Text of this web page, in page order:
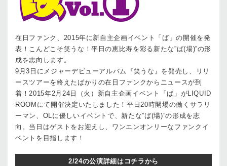
在日ファンク、2015年に新自主企画イベント「ば」の開催を発
表！こんどこそ笑うな！平日の恵比寿を彩る新たな”ば(場)”の形
成を志向します。
9月3日にメジャーデビューアルバム『笑うな』を発売し、リリ
ースツアーを終えたばかりの在日ファンクからニュースが到
着！2015年2月24日（火）新自主企画イベント「ば」がLIQUID
ROOMにて開催決定いたしました！平日20時開場の働くサラリ
ーマン、OLに優しいイベントで、新たな”ば(場)”の形成を志
向。当日はゲストをお迎えし、ワンエンオンリーなファンクイ
ベントを目指します！
2/24の公演詳細はコチラから